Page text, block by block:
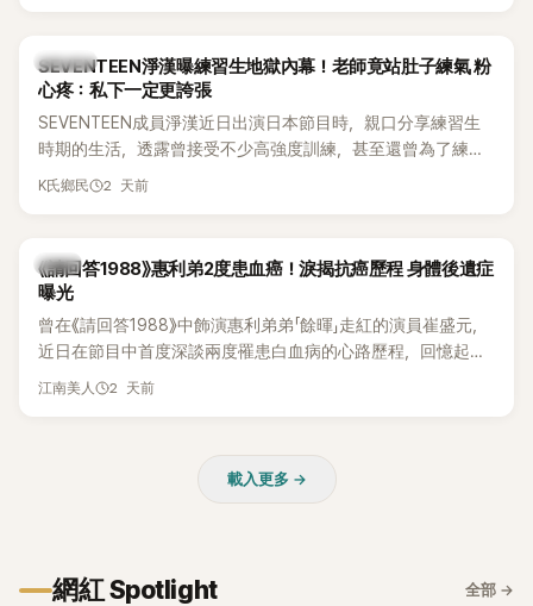
K-POP
SEVENTEEN淨漢曝練習生地獄內幕！老師竟站肚子練氣 粉
心疼：私下一定更誇張
SEVENTEEN成員淨漢近日出演日本節目時，親口分享練習生
時期的生活，透露曾接受不少高強度訓練，甚至還曾為了練習
肺活量，讓聲樂老師直接站在自己的肚子上，驚人經歷曝光
K氏鄉民 2 天前
韓星
《請回答1988》惠利弟2度患血癌！淚揭抗癌歷程 身體後遺症
曝光
曾在《請回答1988》中飾演惠利弟弟「餘暉」走紅的演員崔盛元，
近日在節目中首度深談兩度罹患白血病的心路歷程，回憶起抗
病歲月時忍不住落淚，哽咽表示：「痛苦到連回想都不願意。」
江南美人 2 天前
載入更多 →
網紅 Spotlight 全部 →